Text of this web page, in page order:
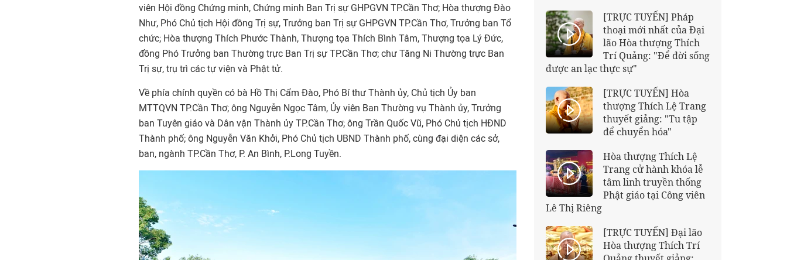
viên Hội đồng Chứng minh, Chứng minh Ban Trị sự GHPGVN TP.Cần Thơ; Hòa thượng Đào
Như, Phó Chủ tịch Hội đồng Trị sự, Trưởng ban Trị sự GHPGVN TP.Cần Thơ, Trưởng ban Tổ
chức; Hòa thượng Thích Phước Thành, Thượng tọa Thích Bình Tâm, Thượng tọa Lý Đức,
đồng Phó Trưởng ban Thường trực Ban Trị sự TP.Cần Thơ; chư Tăng Ni Thường trực Ban
Trị sự, trụ trì các tự viện và Phật tử.
Về phía chính quyền có bà Hồ Thị Cẩm Đào, Phó Bí thư Thành ủy, Chủ tịch Ủy ban
MTTQVN TP.Cần Thơ; ông Nguyễn Ngọc Tâm, Ủy viên Ban Thường vụ Thành ủy, Trưởng
ban Tuyên giáo và Dân vận Thành ủy TP.Cần Thơ; ông Trần Quốc Vũ, Phó Chủ tịch HĐND
Thành phố; ông Nguyễn Văn Khởi, Phó Chủ tịch UBND Thành phố, cùng đại diện các sở,
ban, ngành TP.Cần Thơ, P. An Bình, P.Long Tuyền.
[TRỰC TUYẾN] Pháp
thoại mới nhất của Đại
lão Hòa thượng Thích
Trí Quảng: "Để đời sống
được an lạc thực sự"
[TRỰC TUYẾN] Hòa
thượng Thích Lệ Trang
thuyết giảng: "Tu tập
để chuyển hóa"
Hòa thượng Thích Lệ
Trang cử hành khóa lễ
tâm linh truyền thống
Phật giáo tại Công viên
Lê Thị Riêng
[TRỰC TUYẾN] Đại lão
Hòa thượng Thích Trí